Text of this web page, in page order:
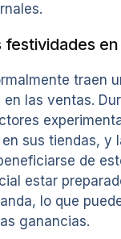
festividades
traen
las ventas.
sus tiendas, y
de
estar
lo que
ganancias.